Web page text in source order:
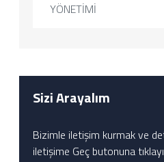
YÖNETİMİ
Sizi Arayalım
Bizimle iletişim kurmak ve
iletişime Geç butonuna